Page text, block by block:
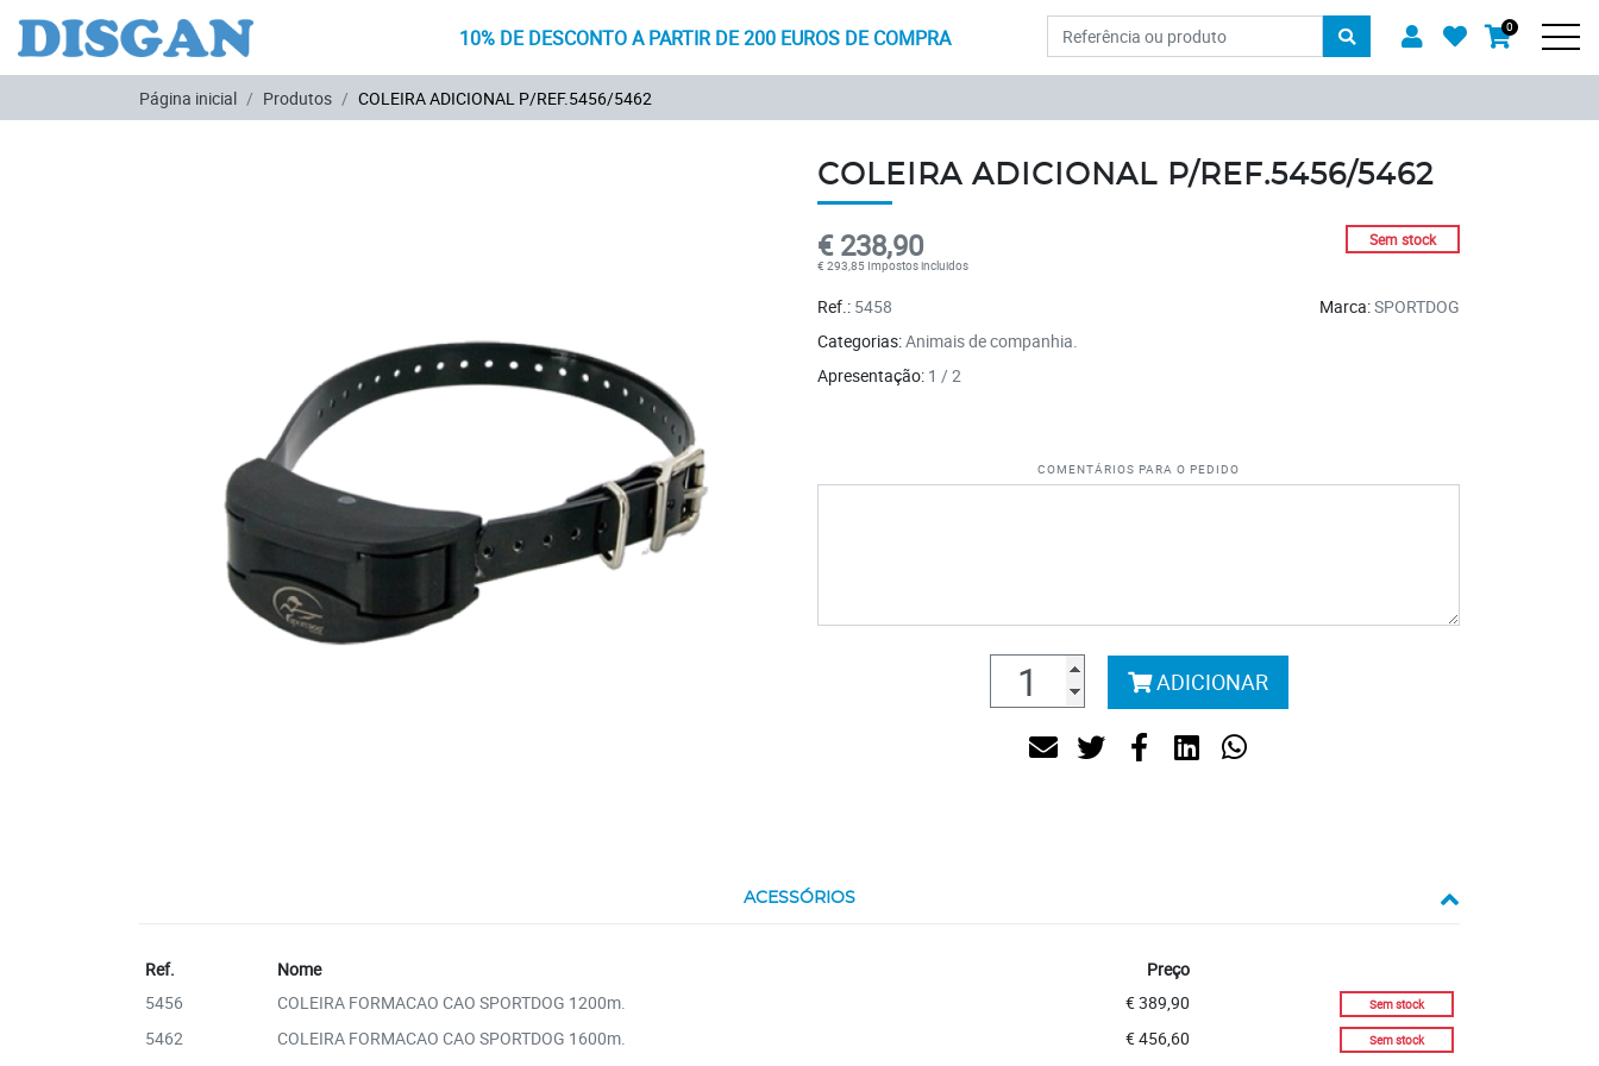
Ir para o conteúdo principal
10% DE DESCONTO A PARTIR DE 200 EUROS DE COMPRA UsuárioFavoritos
0
Produto
Página inicial Produtos COLEIRA ADICIONAL P/REF.5456/5462
COLEIRA ADICIONAL P/REF.5456/5462
€ 238,90
€ 293,85 Impostos incluidos
Sem stock
Ref.: 5458 Marca:SPORTDOG
Categorias:Animais de companhia
Apresentação: 1 / 2
Comentários para o pedido
ADICIONAR
ACESSÓRIOS
Ref. Nome Preço
5456
COLEIRA FORMACAO CAO SPORTDOG 1200m. € 389,90 Sem stock
5462 COLEIRA FORMACAO CAO SPORTDOG 1600m. € 456,60 Sem stock